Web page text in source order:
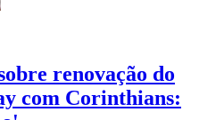
renovação do
com Corinthians: